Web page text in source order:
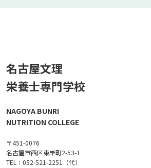
名古屋文理
栄養士専門学校
NAGOYA BUNRI
NUTRITION COLLEGE
〒451-0076
名古屋市西区東岸町2-53-1
TEL：052-521-2251（代）